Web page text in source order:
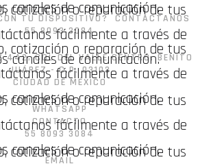
canales de comunicación.
TU DISPOSITIVO? CONTÁCTANOS
55 8093 3084
cotización o reparación de tus
fácilmente a través de
canales de comunicación.
442, COL DEL VALLE CENTRO, BENITO
JUÁREZ - C.P. 03103
CIUDAD DE MÉXICO
cotización o reparación de tus
fácilmente a través de
canales de comunicación.
WHATSAPP
CONTACTO
55 8093 3084
cotización o reparación de tus
fácilmente a través de
canales de comunicación.
EMAIL
cotización o reparación de tus